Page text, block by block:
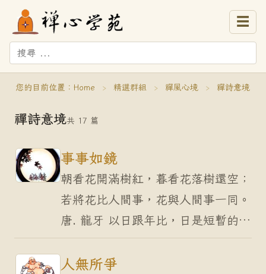
☰
您的目前位置： Home › 精選群組 › 禪風心境 › 禪詩意境
禪詩意境共 17 篇
事事如鏡
朝看花開滿樹紅，暮看花落樹還空；
若將花比人間事，花與人間事一同。
唐. 龍牙 以日跟年比，日是短暫的；
以年跟一生比，年是短暫的；以此生
跟無限的時間比，人生是短暫的。人
人無所爭